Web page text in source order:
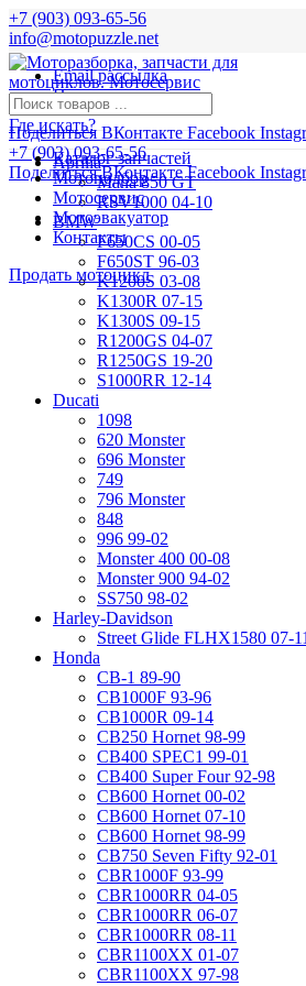
+7 (903) 093-65-56
info@motopuzzle.net
Email рассылка
Новости
Поделиться ВКонтакте Facebook
+7 (903) 093-65-56
Поделиться ВКонтакте Facebook
Где искать?
Aprilia
Mana 850 GT
RSV1000 04-10
BMW
F650CS 00-05
F650ST 96-03
K1200S 03-08
K1300R 07-15
K1300S 09-15
R1200GS 04-07
R1250GS 19-20
S1000RR 12-14
Ducati
1098
620 Monster
696 Monster
749
796 Monster
848
996 99-02
Monster 400 00-08
Monster 900 94-02
SS750 98-02
Harley-Davidson
Street Glide FLHX1580 07-11
Honda
CB-1 89-90
CB1000F 93-96
CB1000R 09-14
CB250 Hornet 98-99
CB400 SPEC1 99-01
CB400 Super Four 92-98
CB600 Hornet 00-02
CB600 Hornet 07-10
CB600 Hornet 98-99
CB750 Seven Fifty 92-01
CBR1000F 93-99
CBR1000RR 04-05
CBR1000RR 06-07
CBR1000RR 08-11
CBR1100XX 01-07
CBR1100XX 97-98
Каталог запчастей
Мотоподбор
Мотосервис
Мотоэвакуатор
Контакты
Продать мотоцикл